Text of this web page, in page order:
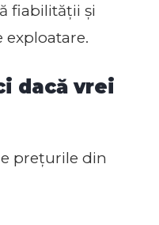
fiabilității și
dacă vrei
prețurile din